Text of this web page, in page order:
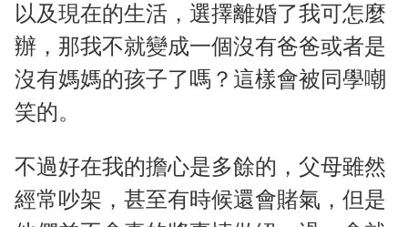
以及現在的生活，選擇離婚了我可怎麼
辦，那我不就變成一個沒有爸爸或者是
沒有媽媽的孩子了嗎？這樣會被同學嘲
笑的。
不過好在我的擔心是多餘的，父母雖然
經常吵架，甚至有時候還會賭氣，但是